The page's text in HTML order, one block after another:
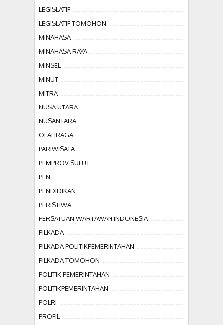
LEGISLATIF
LEGISLATIF TOMOHON
MINAHASA
MINAHASA RAYA
MINSEL
MINUT
MITRA
NUSA UTARA
NUSANTARA
OLAHRAGA
PARIWISATA
PEMPROV SULUT
PEN
PENDIDIKAN
PERISTIWA
PERSATUAN WARTAWAN INDONESIA
PILKADA
PILKADA POLITIKPEMERINTAHAN
PILKADA TOMOHON
POLITIK PEMERINTAHAN
POLITIKPEMERINTAHAN
POLRI
PROFIL